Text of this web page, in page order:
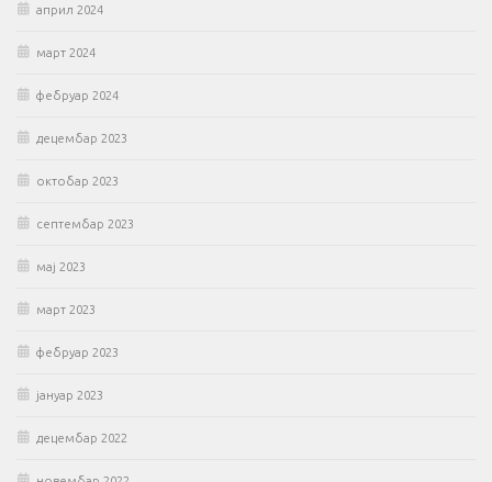
април 2024
март 2024
фебруар 2024
децембар 2023
октобар 2023
септембар 2023
мај 2023
март 2023
фебруар 2023
јануар 2023
децембар 2022